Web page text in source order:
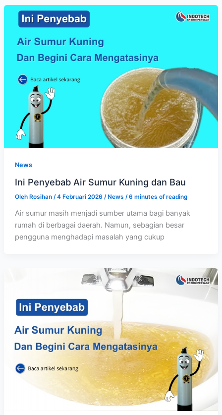
News
Ini Penyebab Air Sumur Kuning dan Bau
Oleh Rosihan /4 Februari 2026 /News /6 minutes of reading
Air sumur masih menjadi sumber utama bagi banyak
rumah di berbagai daerah. Namun, sebagian besar
pengguna menghadapi masalah yang cukup